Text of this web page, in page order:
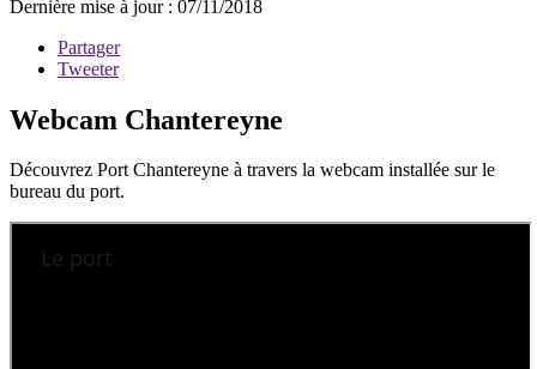
Dernière mise à jour : 07/11/2018
Partager
Tweeter
Webcam Chantereyne
Découvrez Port Chantereyne à travers la webcam installée sur le
bureau du port.